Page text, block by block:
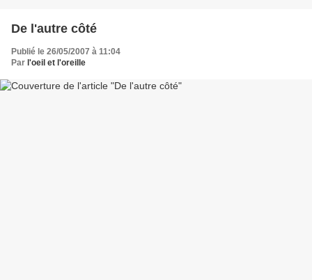
De l'autre côté
Publié le 26/05/2007 à 11:04
Par l'oeil et l'oreille